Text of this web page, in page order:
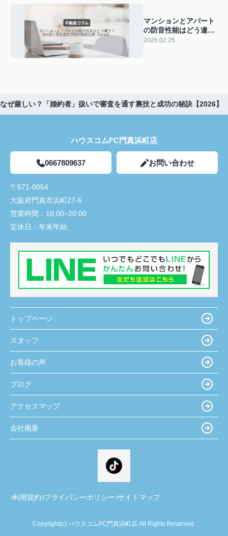
マンションとアパート
の防音性能はどう違
う？RC造と鉄骨造をプ
2026.02.25
ぜ厳しい？「婚約者」扱いで審査を通す裏技と成功の秘訣【2026】
ハウスコムFC門真浜町店
0667809637 お問い合わせ
〒571-0054
大阪府門真市浜町27-6
営業時間： 10:00~20:00
定休日： 年末年始
トップページ
スタッフ
お客様の声
ブログ
アクセスマップ
会社概要
利用規約 プライバシーポリシー サイトマップ
Copyright(c) ハウスコムFC門真浜町店 All Rights Reserved.